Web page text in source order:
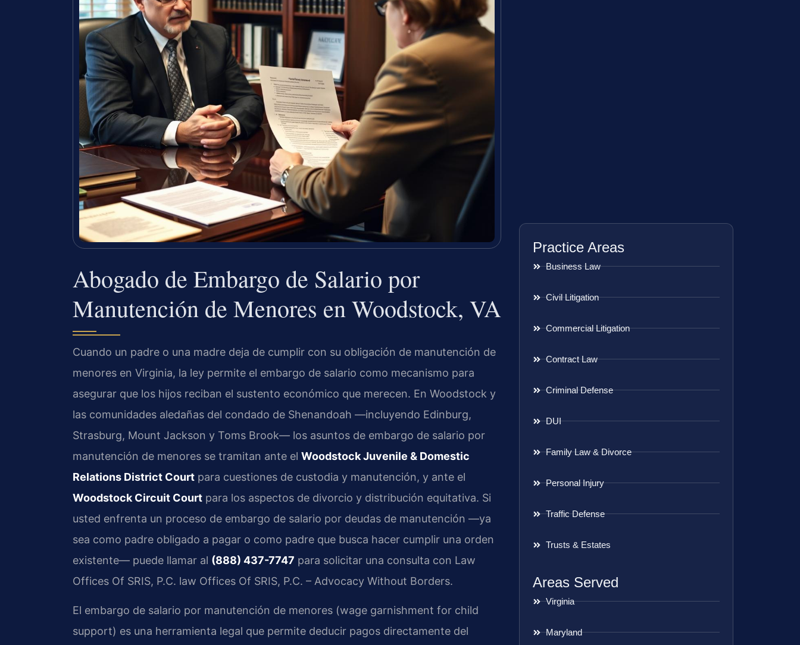
Abogado de Embargo de Salario por
Manutención de Menores en Woodstock, VA
Cuando un padre o una madre deja de cumplir con su obligación de manutención de
menores en Virginia, la ley permite el embargo de salario como mecanismo para
asegurar que los hijos reciban el sustento económico que merecen. En Woodstock y
las comunidades aledañas del condado de Shenandoah —incluyendo Edinburg,
Strasburg, Mount Jackson y Toms Brook— los asuntos de embargo de salario por
manutención de menores se tramitan ante el Woodstock Juvenile & Domestic
Relations District Court para cuestiones de custodia y manutención, y ante el
Woodstock Circuit Court para los aspectos de divorcio y distribución equitativa. Si
usted enfrenta un proceso de embargo de salario por deudas de manutención —ya
sea como padre obligado a pagar o como padre que busca hacer cumplir una orden
existente— puede llamar al (888) 437-7747 para solicitar una consulta con Law
Offices Of SRIS, P.C. law Offices Of SRIS, P.C. – Advocacy Without Borders.
El embargo de salario por manutención de menores (wage garnishment for child
support) es una herramienta legal que permite deducir pagos directamente del
Practice Areas
Business Law
Civil Litigation
Commercial Litigation
Contract Law
Criminal Defense
DUI
Family Law & Divorce
Personal Injury
Traffic Defense
Trusts & Estates
Areas Served
Virginia
Maryland